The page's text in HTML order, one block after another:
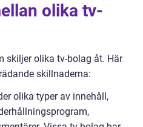
olika tv-
skiljer olika tv-bolag åt. Här
skillnaderna:
olika typer av innehåll,